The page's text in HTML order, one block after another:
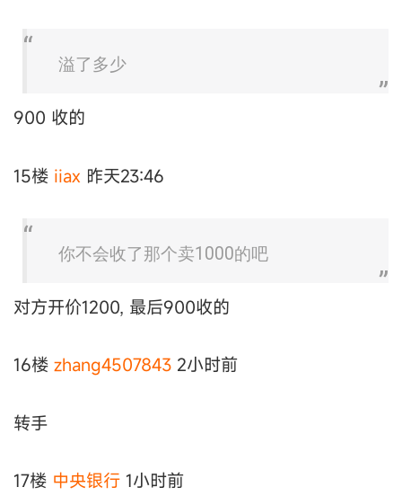
溢了多少
900 收的
15楼 iiax 昨天23:46
你不会收了那个卖1000的吧
对方开价1200, 最后900收的
16楼 zhang4507843 2小时前
转手
17楼 中央银行 1小时前